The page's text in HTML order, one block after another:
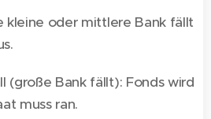
kleine oder mittlere Bank fällt
(große Bank fällt): Fonds wird
muss ran.